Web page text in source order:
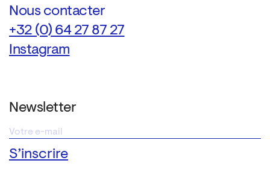
Nous contacter
+32 (0) 64 27 87 27
Instagram
Newsletter